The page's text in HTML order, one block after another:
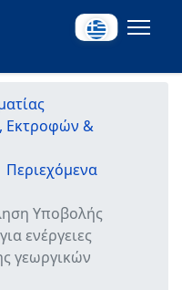
Εκτροφών &
Περιεχόμενα
Υποβολής
ενέργειες
γεωργικών